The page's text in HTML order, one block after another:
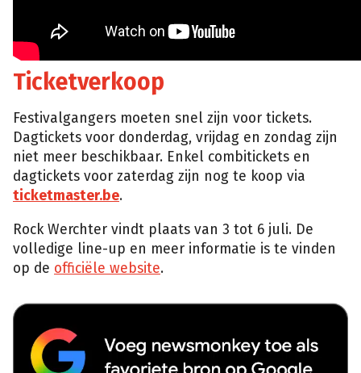
Ticketverkoop
Festivalgangers moeten snel zijn voor tickets.
Dagtickets voor donderdag, vrijdag en zondag zijn
niet meer beschikbaar. Enkel combitickets en
dagtickets voor zaterdag zijn nog te koop via
ticketmaster.be.
Rock Werchter vindt plaats van 3 tot 6 juli. De
volledige line-up en meer informatie is te vinden
op de officiële website.